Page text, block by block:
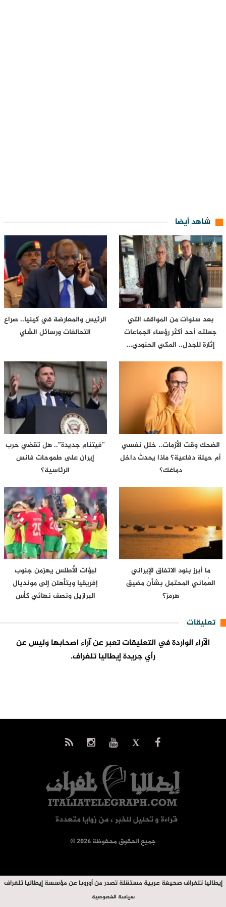
شاهد أيضا
بعد سنوات من المواقف التي
جعلته أحد أكثر رؤساء الجماعات
إثارة للجدل.. المكي الحنودي…
الرئيس والمعارضة في كينيا.. صراع
التحالفات ورسائل الشاي
الضحك وقت الأزمات.. خلل نفسي
أم حيلة دفاعية؟ ماذا يحدث داخل
دماغك؟
“فيتنام جديدة”.. هل تقضي حرب
إيران على طموحات فانس
الرئاسية؟
ما أبرز بنود الاتفاق الإيراني
العُماني المحتمل بشأن مضيق
هرمز؟
لبؤات الأطلس يهزمن جنوب
إفريقيا ويتأهلن إلى مونديال
البرازيل ونصف نهائي كأس
تعليقات
الآراء الواردة في التعليقات تعبر عن آراء اصحابها وليس عن
رأي جريدة إيطاليا تلغراف.
© جميع الحقوق محفوظة 2026
إيطاليا تلغراف صحيفة عربية مستقلة تصدر من أوروبا عن مؤسسة إيطاليا تلغراف
سياسة الخصوصية